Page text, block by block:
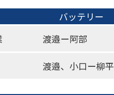
バッテリー
渡邉ー阿部
渡邉、小口ー柳平